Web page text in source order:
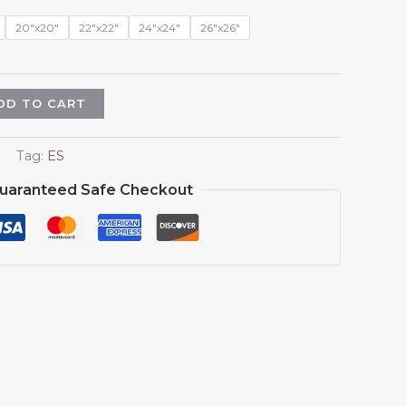
through
20"x20" 22"x22" 24"x24" 26"x26"
TO CART
Tag: ES
Safe Checkout